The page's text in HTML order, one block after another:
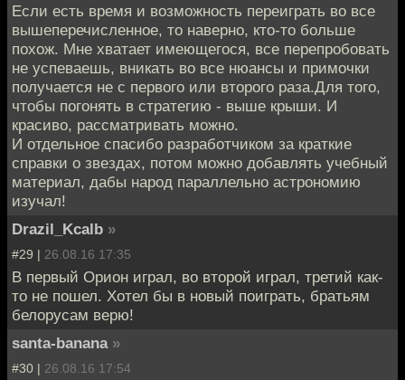
Если есть время и возможность переиграть во все
вышеперечисленное, то наверно, кто-то больше
похож. Мне хватает имеющегося, все перепробовать
не успеваешь, вникать во все нюансы и примочки
получается не с первого или второго раза.Для того,
чтобы погонять в стратегию - выше крыши. И
красиво, рассматривать можно.
И отдельное спасибо разработчиком за краткие
справки о звездах, потом можно добавлять учебный
материал, дабы народ параллельно астрономию
изучал!
Drazil_Kcalb »
#29 | 26.08.16 17:35
В первый Орион играл, во второй играл, третий как-
то не пошел. Хотел бы в новый поиграть, братьям
белорусам верю!
santa-banana »
#30 | 26.08.16 17:54